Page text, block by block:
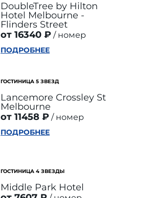
DoubleTree by Hilton
Hotel Melbourne -
Flinders Street
от 16340 ₽
номер
ПОДРОБНЕЕ
ГОСТИНИЦА 5 ЗВЕЗД
Lancemore Crossley St
Melbourne
от 11458 ₽
номер
ПОДРОБНЕЕ
ГОСТИНИЦА 4 ЗВЕЗДЫ
Middle Park Hotel